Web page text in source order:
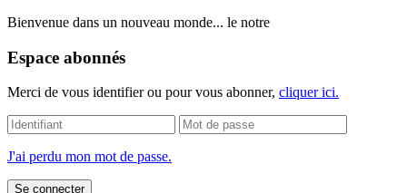
Bienvenue dans un nouveau monde... le notre
Espace abonnés
Merci de vous identifier ou pour vous abonner, cliquer ici.
J'ai perdu mon mot de passe.